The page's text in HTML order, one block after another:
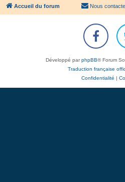
Accueil du forum Nous
Développé parphpBB® Forum
Traduction française
Confidentialité |